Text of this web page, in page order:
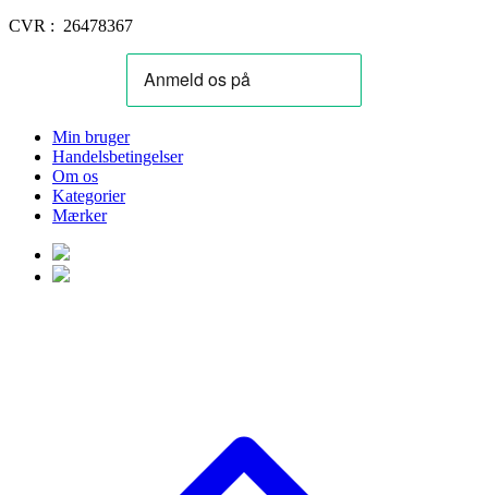
CVR : 26478367
Min bruger
Handelsbetingelser
Om os
Kategorier
Mærker